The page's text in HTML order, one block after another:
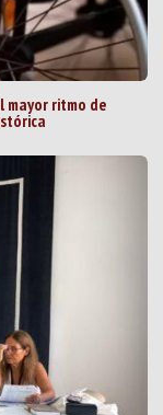
mayor ritmo de